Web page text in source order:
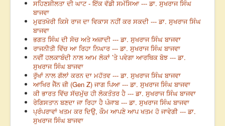
ਸਹਿਣਸ਼ੀਲਤਾ ਦੀ ਘਾਟ - ਇੱਕ ਵੱਡੀ ਸਮੱਸਿਆ --- ਡਾ. ਸੁਖਰਾਜ ਸਿੰਘ
ਬਾਜਵਾ
ਮੁਫਤਖੋਰੀ ਕਿਸੇ ਰਾਜ ਦਾ ਵਿਕਾਸ ਨਹੀਂ ਕਰ ਸਕਦੀ --- ਡਾ. ਸੁਖਰਾਜ ਸਿੰਘ
ਬਾਜਵਾ
ਭਗਤ ਸਿੰਘ ਦੀ ਸੋਚ ਅਤੇ ਅਜ਼ਾਦੀ --- ਡਾ. ਸੁਖਰਾਜ ਸਿੰਘ ਬਾਜਵਾ
ਰਾਜਨੀਤੀ ਵਿੱਚ ਆ ਰਿਹਾ ਨਿਘਾਰ --- ਡਾ. ਸੁਖਰਾਜ ਸਿੰਘ ਬਾਜਵਾ
ਨਵੀਂ ਹਲਕਾਬੰਦੀ ਨਾਲ ਆਮ ਲੋਕਾਂ ’ਤੇ ਪਵੇਗਾ ਆਰਥਿਕ ਬੋਝ --- ਡਾ.
ਸੁਖਰਾਜ ਸਿੰਘ ਬਾਜਵਾ
ਰੁੱਖਾਂ ਨਾਲ ਗੱਲਾਂ ਕਰਨ ਦਾ ਮਹੱਤਵ --- ਡਾ. ਸੁਖਰਾਜ ਸਿੰਘ ਬਾਜਵਾ
ਆਖਿਰ ਜੈੱਨ ਜ਼ੀ (Gen Z) ਜਾਗ ਪਿਆ --- ਡਾ. ਸੁਖਰਾਜ ਸਿੰਘ ਬਾਜਵਾ
ਕੀ ਭਾਰਤ ਵਿੱਚ ਸੱਚਮੁੱਚ ਹੀ ਲੋਕਤੰਤਰ ਹੈ --- ਡਾ. ਸੁਖਰਾਜ ਸਿੰਘ ਬਾਜਵਾ
ਰੇਗਿਸਤਾਨ ਬਣਦਾ ਜਾ ਰਿਹਾ ਹੈ ਪੰਜਾਬ --- ਡਾ. ਸੁਖਰਾਜ ਸਿੰਘ ਬਾਜਵਾ
ਪ੍ਰੰਪਰਾਵਾਂ ਖਤਮ ਕਰ ਦਿਉ, ਕੌਮ ਆਪਣੇ ਆਪ ਖਤਮ ਹੋ ਜਾਵੇਗੀ --- ਡਾ.
ਸੁਖਰਾਜ ਸਿੰਘ ਬਾਜਵਾ